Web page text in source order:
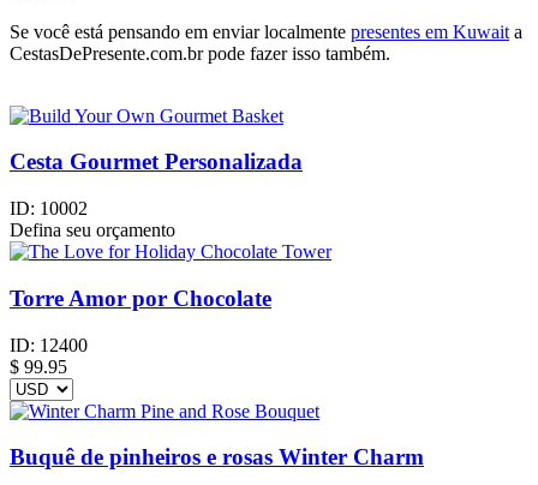
Se você está pensando em enviar localmente presentes em Kuwait a
CestasDePresente.com.br pode fazer isso também.
Cesta Gourmet Personalizada
ID: 10002
Defina seu orçamento
Torre Amor por Chocolate
ID: 12400
$ 99.95
Buquê de pinheiros e rosas Winter Charm